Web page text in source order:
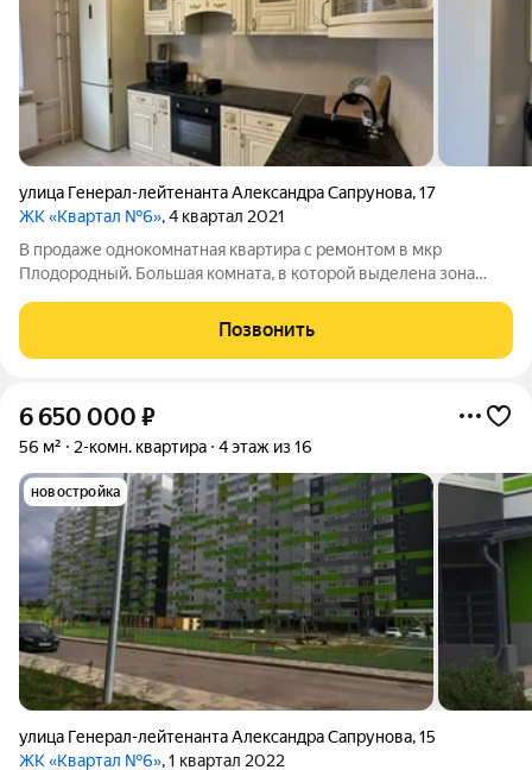
улица Генерал-лейтенанта Александра Сапрунова,17
ЖК «Квартал №6», 4 квартал 2021
В продаже однокомнатная квартира с ремонтом в мкр
Плодородный. Большая комната, в которой выделена зона
совмещенный санузел, застекленный балкон. Дворы с
озеленением, спортивными площадками,
Позвонить
6 650 000 ₽
56 м² 2-комн. квартира 4 этаж из 16
новостройка
улица Генерал-лейтенанта Александра Сапрунова,15
ЖК «Квартал №6», 1 квартал 2022